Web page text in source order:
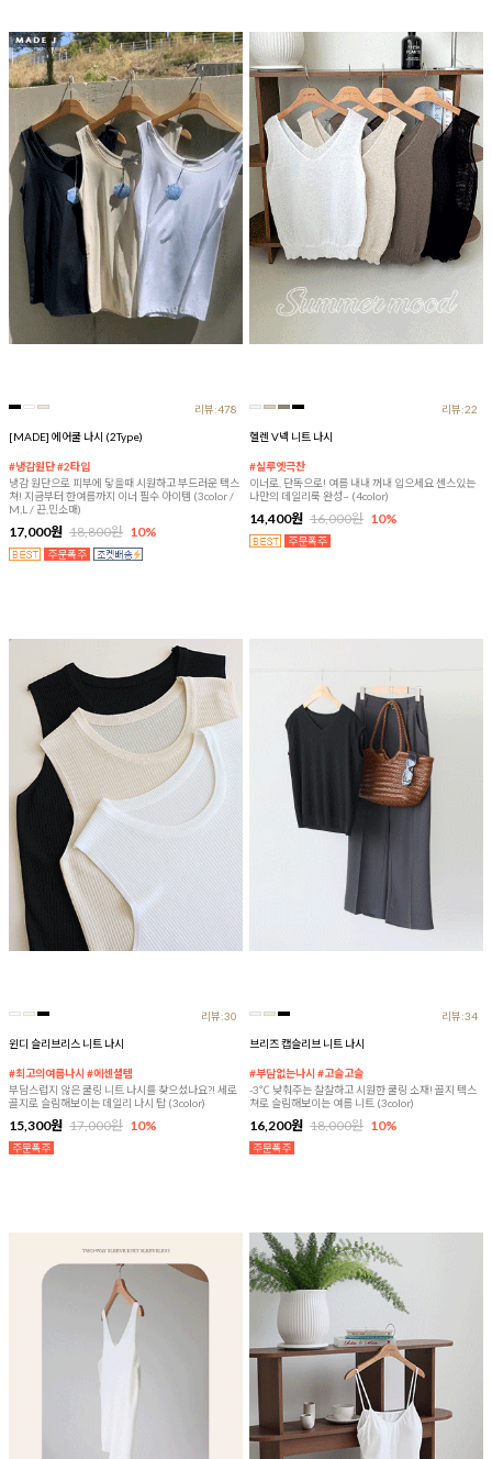
리뷰:478
[MADE] 에어쿨 나시 (2Type)
#냉감원단 #2타입
냉감 원단으로 피부에 닿을때 시원하고 부드러운 텍스
쳐! 지금부터 한여름까지 이너 필수 아이템 (3color /
M,L / 끈,민소매)
17,000원 18,800원 10%
리뷰:22
헬렌 V넥 니트 나시
#실루엣극찬
이너로, 단독으로! 여름 내내 꺼내 입으세요 센스있는
나만의 데일리룩 완성~ (4color)
14,400원 16,000원 10%
리뷰:30
윈디 슬리브리스 니트 나시
#최고의여름나시 #에센셜템
부담스럽지 않은 쿨링 니트 나시를 찾으셨나요?! 세로
골지로 슬림해보이는 데일리 나시 탑 (3color)
15,300원 17,000원 10%
리뷰:34
브리즈 캡슬리브 니트 나시
#부담없는나시 #고슬고슬
-3℃ 낮춰주는 찰찰하고 시원한 쿨링 소재! 골지 텍스
쳐로 슬림해보이는 여름 니트 (3color)
16,200원 18,000원 10%